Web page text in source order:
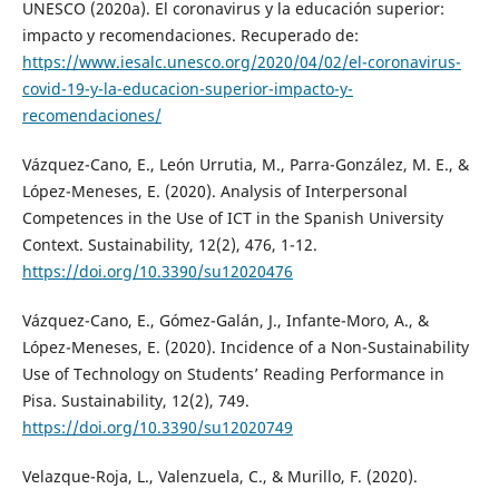
UNESCO (2020a). El coronavirus y la educación superior:
impacto y recomendaciones. Recuperado de:
https://www.iesalc.unesco.org/2020/04/02/el-coronavirus-
covid-19-y-la-educacion-superior-impacto-y-
recomendaciones/
Vázquez-Cano, E., León Urrutia, M., Parra-González, M. E., &
López-Meneses, E. (2020). Analysis of Interpersonal
Competences in the Use of ICT in the Spanish University
Context. Sustainability, 12(2), 476, 1-12.
https://doi.org/10.3390/su12020476
Vázquez-Cano, E., Gómez-Galán, J., Infante-Moro, A., &
López-Meneses, E. (2020). Incidence of a Non-Sustainability
Use of Technology on Students’ Reading Performance in
Pisa. Sustainability, 12(2), 749.
https://doi.org/10.3390/su12020749
Velazque-Roja, L., Valenzuela, C., & Murillo, F. (2020).